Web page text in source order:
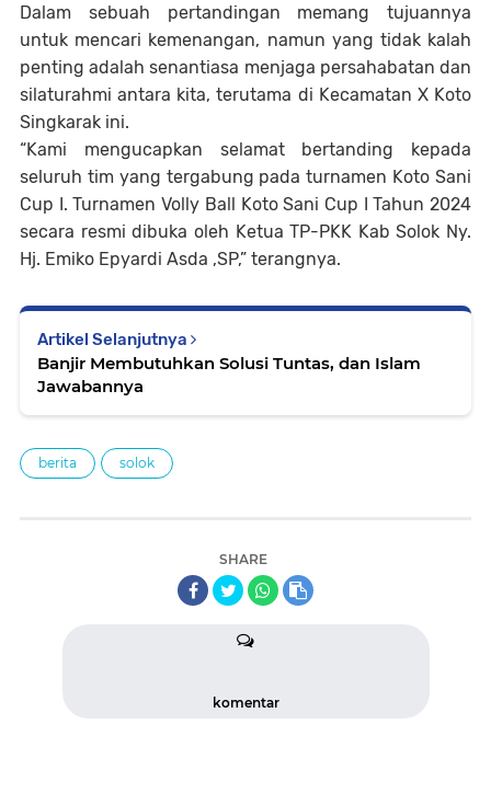
Dalam sebuah pertandingan memang tujuannya
untuk mencari kemenangan, namun yang tidak kalah
penting adalah senantiasa menjaga persahabatan dan
silaturahmi antara kita, terutama di Kecamatan X Koto
Singkarak ini.
“Kami mengucapkan selamat bertanding kepada
seluruh tim yang tergabung pada turnamen Koto Sani
Cup I. Turnamen Volly Ball Koto Sani Cup I Tahun 2024
secara resmi dibuka oleh Ketua TP-PKK Kab Solok Ny.
Hj. Emiko Epyardi Asda ,SP,” terangnya.
Artikel Selanjutnya
Banjir Membutuhkan Solusi Tuntas, dan Islam
Jawabannya
berita solok
SHARE
komentar